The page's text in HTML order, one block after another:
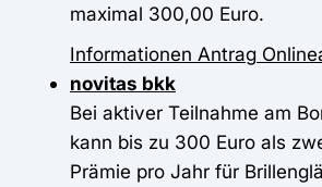
maximal 300,00 Euro.
Informationen Antrag
novitas bkk
Bei aktiver Teilnahme am
kann bis zu 300 Euro als
Prämie pro Jahr für